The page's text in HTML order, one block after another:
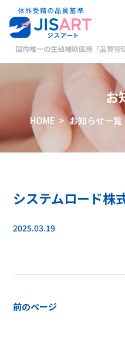
国内唯一の生殖補助医療「品質管
お
HOME >お知らせ一覧
システムロード株
2025.03.19
前のページ